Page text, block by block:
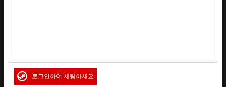
로그인하여 채팅하세요